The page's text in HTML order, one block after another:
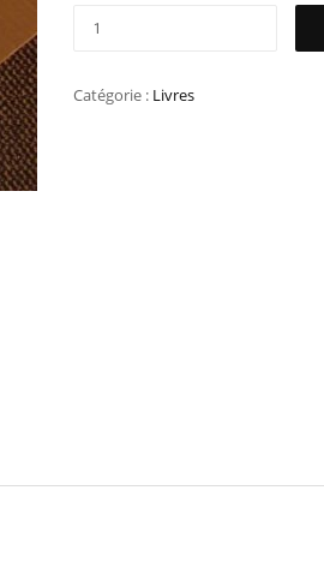
Catégorie : Livres